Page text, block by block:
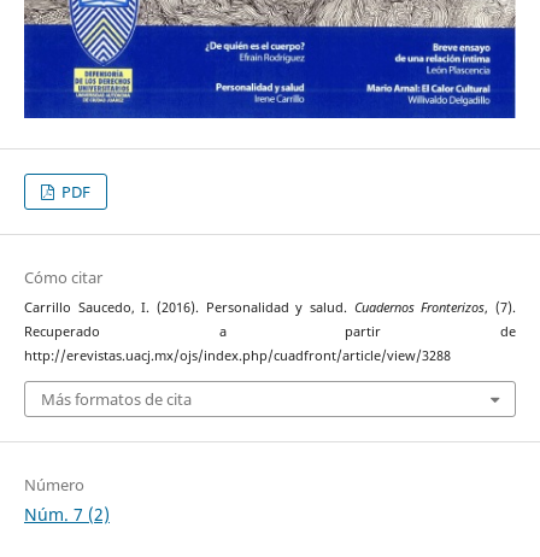
PDF
Cómo citar
Carrillo Saucedo, I. (2016). Personalidad y salud. Cuadernos Fronterizos, (7).
Recuperado a partir de
http://erevistas.uacj.mx/ojs/index.php/cuadfront/article/view/3288
Más formatos de cita
Número
Núm. 7 (2)